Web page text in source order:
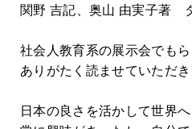
関野 吉記、奥山 由実子著
社会人教育系の展示会でもら
ありがたく読ませていただき
日本の良さを活かして世界